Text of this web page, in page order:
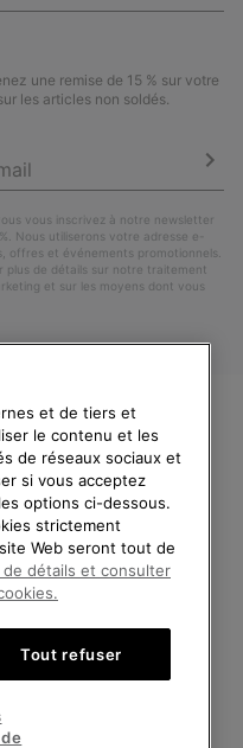
une remise de 15 % sur votre
les articles non soldés.
vous inscrivez à notre newsletter
Nous utiliserons votre adresse e-
offres et événements promotionnels.
plus de détails sur notre traitement
et sur les moyens dont vous
›
Légales
18h
UNE
disponibles
Achats
ligne
Achats
et de tiers et
le contenu et les
de réseaux sociaux et
si vous acceptez
options ci-dessous.
strictement
Web seront tout de
détails et consulter
Tout refuser